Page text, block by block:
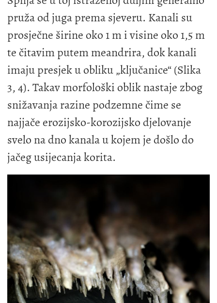
pruža od juga prema sjeveru. Kanali su
prosječne širine oko 1 m i visine oko 1,5 m
te čitavim putem meandrira, dok kanali
imaju presjek u obliku „ključanice“ (Slika
3, 4). Takav morfološki oblik nastaje zbog
snižavanja razine podzemne čime se
najjače erozijsko-korozijsko djelovanje
svelo na dno kanala u kojem je došlo do
jačeg usijecanja korita.